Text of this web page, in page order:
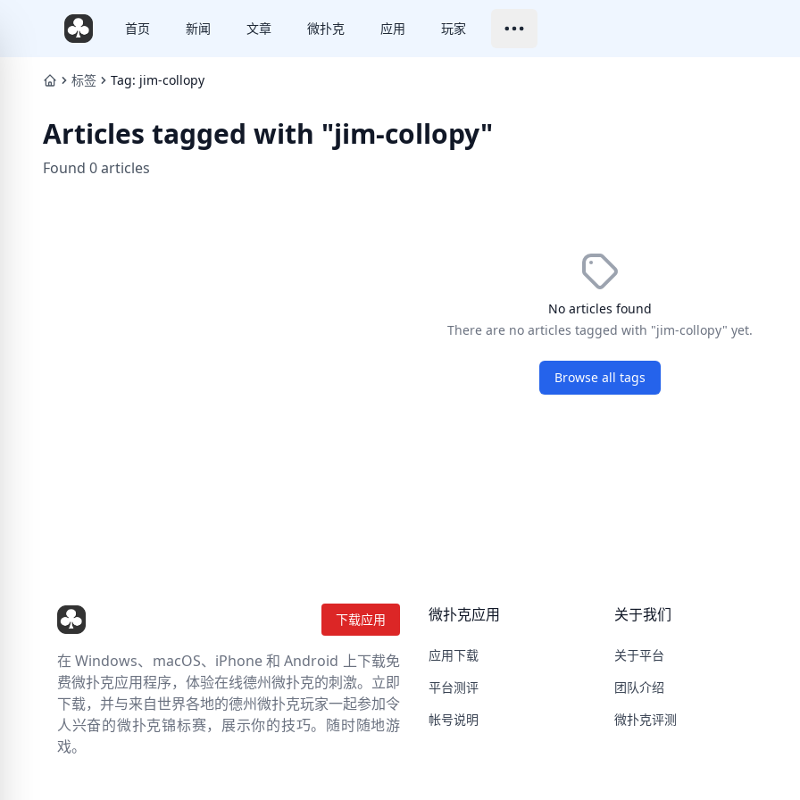
首页 新闻 文章 微扑克 应用 玩家
标签 Tag: jim-collopy
Articles tagged with "jim-collopy"
Found 0 articles
No articles found
There are no articles tagged with "jim-collopy" yet.
Browse all tags
下载应用
在 Windows、macOS、iPhone 和 Android 上下载免
费微扑克应用程序，体验在线德州微扑克的刺激。立即
下载，并与来自世界各地的德州微扑克玩家一起参加令
人兴奋的微扑克锦标赛，展示你的技巧。随时随地游
戏。
微扑克应用
应用下载
平台测评
帐号说明
关于我们
关于平台
团队介绍
微扑克评测